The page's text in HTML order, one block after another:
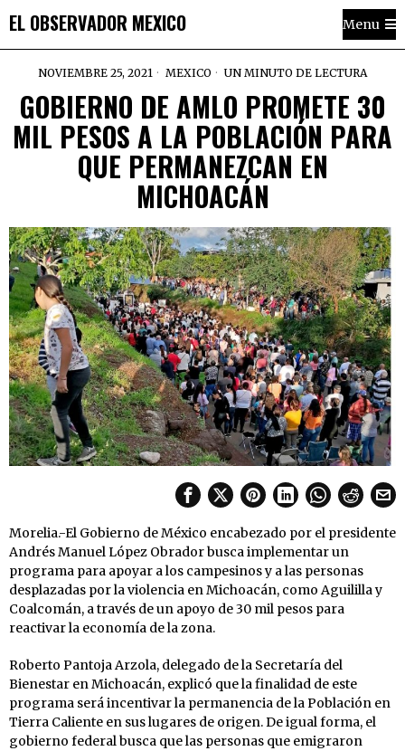
EL OBSERVADOR MEXICO Menu
NOVIEMBRE 25, 2021 MEXICO UN MINUTO DE LECTURA
GOBIERNO DE AMLO PROMETE 30
MIL PESOS A LA POBLACIÓN PARA
QUE PERMANEZCAN EN
MICHOACÁN
Morelia.-El Gobierno de México encabezado por el presidente
Andrés Manuel López Obrador busca implementar un
programa para apoyar a los campesinos y a las personas
desplazadas por la violencia en Michoacán, como Aguililla y
Coalcomán, a través de un apoyo de 30 mil pesos para
reactivar la economía de la zona.
Roberto Pantoja Arzola, delegado de la Secretaría del
Bienestar en Michoacán, explicó que la finalidad de este
programa será incentivar la permanencia de la Población en
Tierra Caliente en sus lugares de origen. De igual forma, el
gobierno federal busca que las personas que emigraron